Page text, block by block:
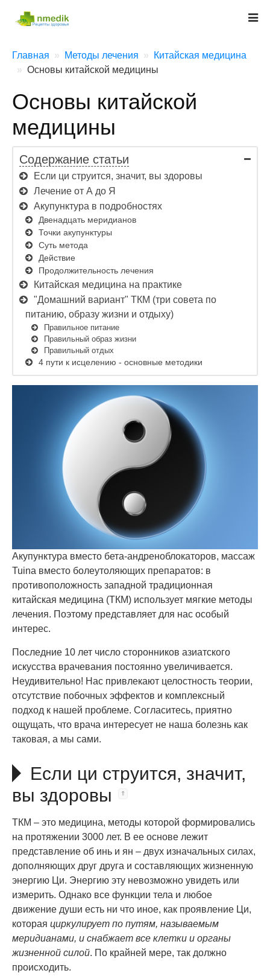
Главная Методы лечения
Китайская медицина
Основы китайской медицины
Основы китайской
медицины
Содержание статьи
Если ци струится, значит, вы здоровы
Лечение от А до Я
Акупунктура в подробностях
Двенадцать меридианов
Точки акупунктуры
Суть метода
Действие
Продолжительность лечения
Китайская медицина на практике
"Домашний вариант" ТКМ (три совета по
питанию, образу жизни и отдыху)
Правильное питание
Правильный образ жизни
Правильный отдых
4 пути к исцелению - основные методики
Акупунктура вместо бета-андреноблокаторов, массаж
Tuina вместо болеутоляющих препаратов: в
противоположность западной традиционная
китайская медицина (ТКМ) использует мягкие методы
лечения. Поэтому представляет для нас особый
интерес.
Последние 10 лет число сторонников азиатского
искусства врачевания постоянно увеличивается.
Неудивительно! Нас привлекают целостность теории,
отсутствие побочных эффектов и комплексный
подход к нашей проблеме. Согласитесь, приятно
ощущать, что врача интересует не наша болезнь как
таковая, а мы сами.
Если ци струится, значит,
вы здоровы
ТКМ – это медицина, методы которой формировались
на протяжении 3000 лет. В ее основе лежит
представление об инь и ян – двух изначальных силах,
дополняющих друг друга и составляющих жизненную
энергию Ци. Энергию эту невозможно увидеть или
измерить. Однако все функции тела и любое
движение души есть ни что иное, как проявление Ци,
которая циркулирует по путям, называемым
меридианами, и снабжает все клетки и органы
жизненной силой. По крайней мере, так должно
происходить.